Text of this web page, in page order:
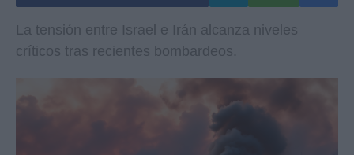
La tensión entre Israel e Irán alcanza niveles
críticos tras recientes bombardeos.